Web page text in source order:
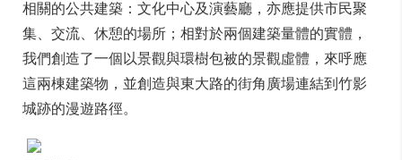
相關的公共建築：文化中心及演藝廳，亦應提供市民聚
集、交流、休憩的場所；相對於兩個建築量體的實體，
我們創造了一個以景觀與環樹包被的景觀虛體，來呼應
這兩棟建築物，並創造與東大路的街角廣場連結到竹影
城跡的漫遊路徑。